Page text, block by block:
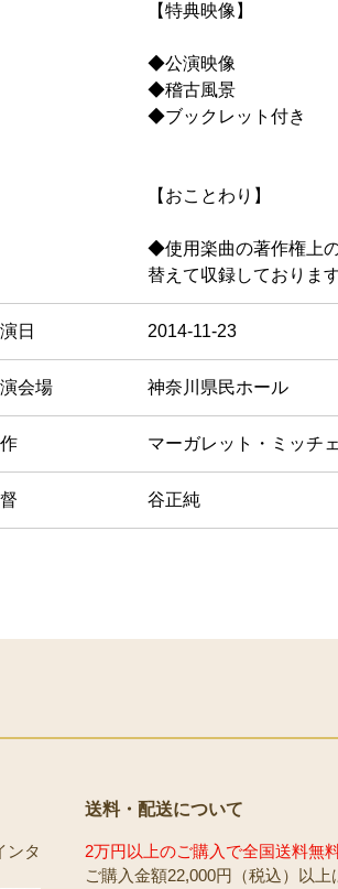
【特典映像】
◆公演映像
◆稽古風景
◆ブックレット付き
【おことわり】
◆使用楽曲の著作権上
替えて収録しておりま
日 2014-11-23
会場 神奈川県民ホール
マーガレット・ミッチ
谷正純
ンタ
送料・配送について
2万円以上のご購入で全国送料無
ご購入金額22,000円（税込）以上